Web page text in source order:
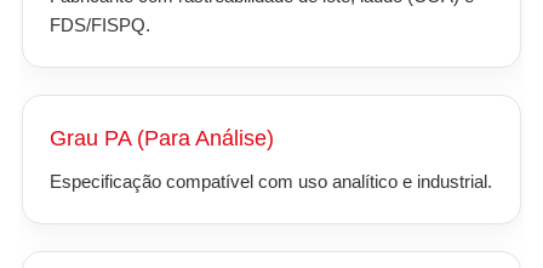
FDS/FISPQ.
Grau PA (Para Análise)
Especificação compatível com uso analítico e industrial.